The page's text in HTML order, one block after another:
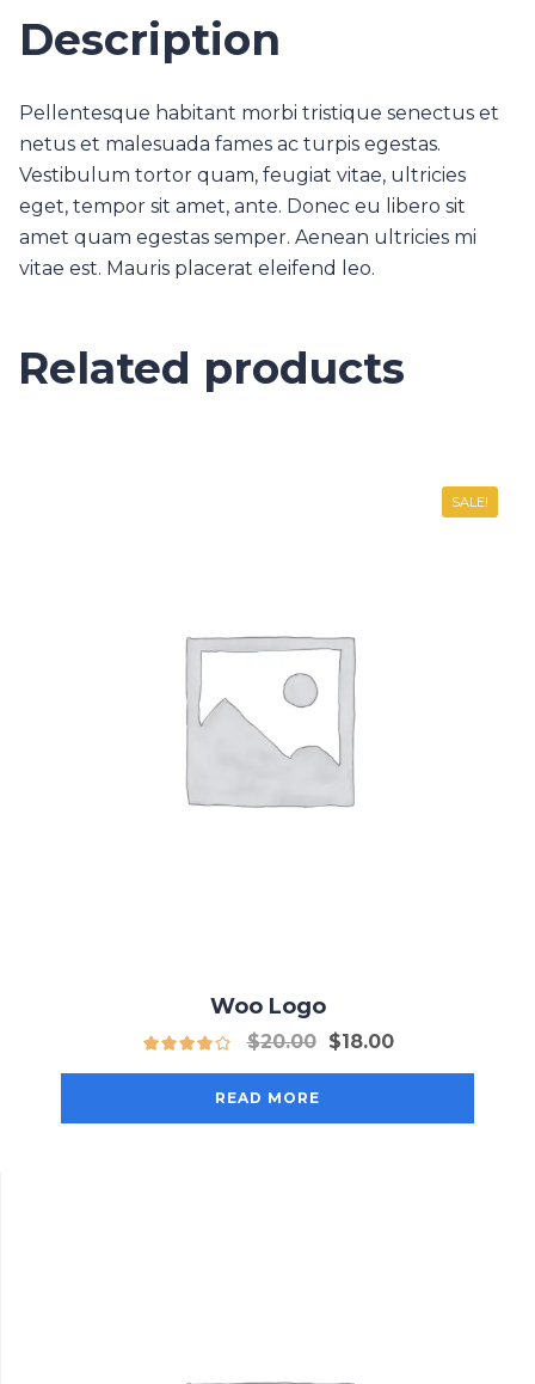
Description
Pellentesque habitant morbi tristique senectus et
netus et malesuada fames ac turpis egestas.
Vestibulum tortor quam, feugiat vitae, ultricies
eget, tempor sit amet, ante. Donec eu libero sit
amet quam egestas semper. Aenean ultricies mi
vitae est. Mauris placerat eleifend leo.
Related products
SALE!
Woo Logo
$20.00
Original
$20.00.
$18.00Current
$18.00.
READ MORE